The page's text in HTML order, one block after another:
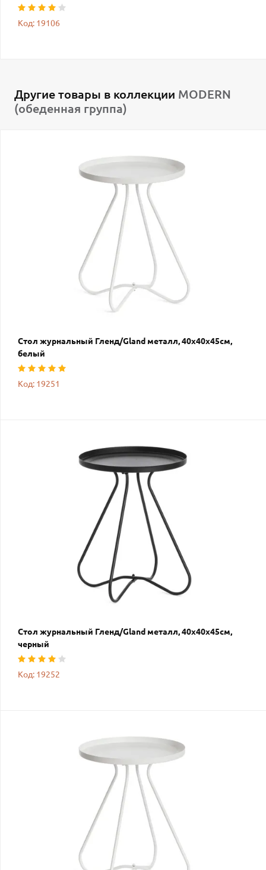
Код: 19106
Другие товары в коллекции MODERN
(обеденная группа)
Стол журнальный Гленд/Gland металл, 40х40х45см,
белый
Код: 19251
Стол журнальный Гленд/Gland металл, 40х40х45см,
черный
Код: 19252